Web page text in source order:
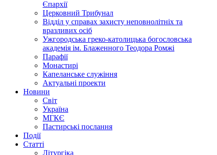
Єпархії
Церковний Трибунал
Відділ у справах захисту неповнолітніх та
вразливих осіб
Ужгородська греко-католицька богословська
академія ім. Блаженного Теодора Ромжі
Парафії
Монастирі
Капеланське служіння
Актуальні проекти
Новини
Світ
Україна
МГКЄ
Пастирські послання
Події
Статті
Літургіка